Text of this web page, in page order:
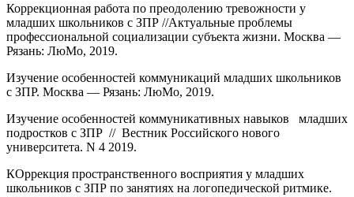
Коррекционная работа по преодолению тревожности у
младших школьников с ЗПР //Актуальные проблемы
профессиональной социализации субъекта жизни. Москва —
Рязань: ЛюМо, 2019.
Изучение особенностей коммуникаций младших школьников
с ЗПР. Москва — Рязань: ЛюМо, 2019.
Изучение особенностей коммуникативных навыков младших
подростков с ЗПР // Вестник Российского нового
университета. N 4 2019.
КОррекция пространственного восприятия у младших
школьников с ЗПР по занятиях на логопедической ритмике.